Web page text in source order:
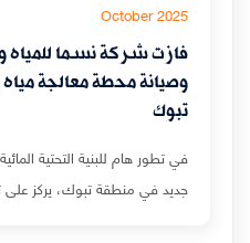
October 2025
فازت شركة نسما
وصيانة محطة معالجة
تبوك
في تطور هام للبنية التحتية
جديد في منطقة تبوك، يركز